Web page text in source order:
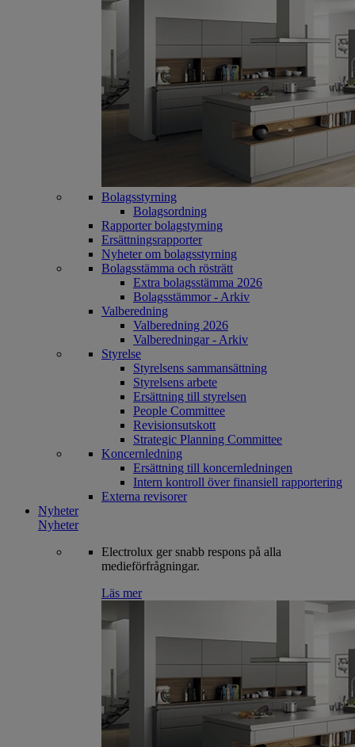
Bolagsstyrning
Bolagsordning
Rapporter bolagstyrning
Ersättningsrapporter
Nyheter om bolagsstyrning
Bolagsstämma och rösträtt
Extra bolagsstämma 2026
Bolagsstämmor - Arkiv
Valberedning
Valberedning 2026
Valberedningar - Arkiv
Styrelse
Styrelsens sammansättning
Styrelsens arbete
Ersättning till styrelsen
People Committee
Revisionsutskott
Strategic Planning Committee
Koncernledning
Ersättning till koncernledningen
Intern kontroll över finansiell rapportering
Externa revisorer
Nyheter
Nyheter
Electrolux ger snabb respons på alla
medieförfrågningar.
Läs mer